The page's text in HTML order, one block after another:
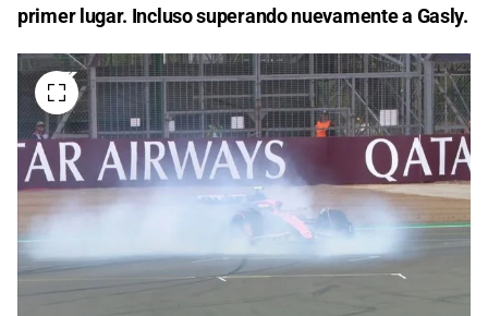
primer lugar. Incluso superando nuevamente a Gasly.